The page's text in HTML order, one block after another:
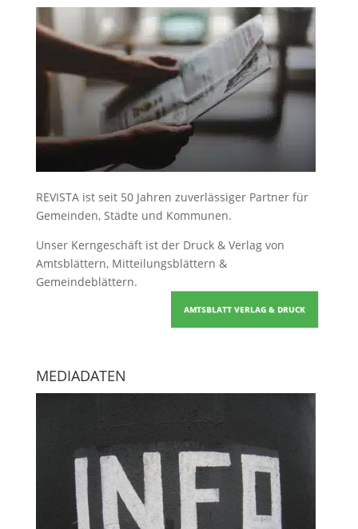
REVISTA ist seit 50 Jahren zuverlässiger Partner für
Gemeinden, Städte und Kommunen.
Unser Kerngeschäft ist der Druck & Verlag von
Amtsblättern, Mitteilungsblättern &
Gemeindeblättern.
AMTSBLATT VERLAG & DRUCK
MEDIADATEN